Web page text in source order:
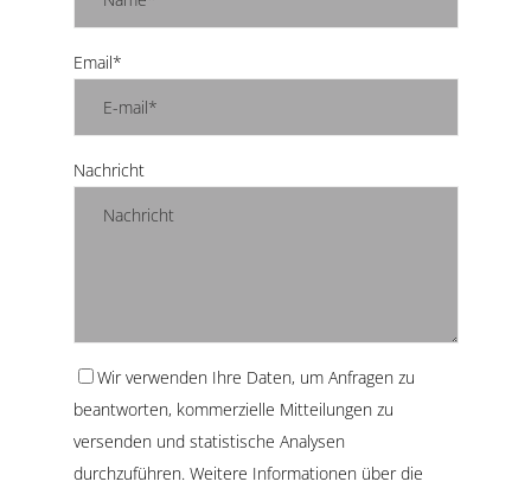
Email*
Nachricht
Wir verwenden Ihre Daten, um Anfragen zu
beantworten, kommerzielle Mitteilungen zu
versenden und statistische Analysen
durchzuführen. Weitere Informationen über die